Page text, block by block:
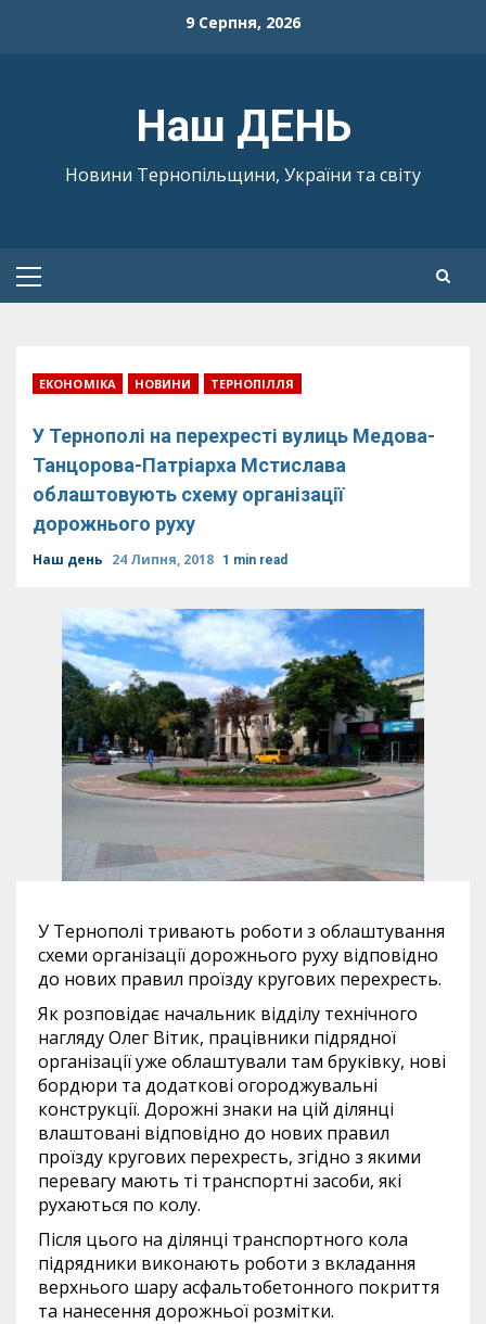
9 Серпня, 2026
Наш ДЕНЬ
Новини Тернопільщини, України та світу
Primary
ЕКОНОМІКА НОВИНИ ТЕРНОПІЛЛЯ
У Тернополі на перехресті вулиць Медова-
Танцорова-Патріарха Мстислава
облаштовують схему організації
дорожнього руху
Наш день 24 Липня, 2018 1 min read
У Тернополі тривають роботи з облаштування
схеми організації дорожнього руху відповідно
до нових правил проїзду кругових перехресть.
Як розповідає начальник відділу технічного
нагляду Олег Вітик, працівники підрядної
організації уже облаштували там бруківку, нові
бордюри та додаткові огороджувальні
конструкції. Дорожні знаки на цій ділянці
влаштовані відповідно до нових правил
проїзду кругових перехресть, згідно з якими
перевагу мають ті транспортні засоби, які
рухаються по колу.
Після цього на ділянці транспортного кола
підрядники виконають роботи з вкладання
верхнього шару асфальтобетонного покриття
та нанесення дорожньої розмітки.